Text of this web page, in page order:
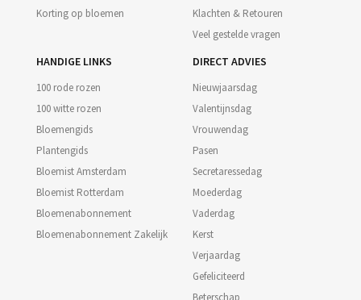
Korting op bloemen
Klachten & Retouren
Veel gestelde vragen
HANDIGE LINKS
100 rode rozen
100 witte rozen
Bloemengids
Plantengids
Bloemist Amsterdam
Bloemist Rotterdam
Bloemenabonnement
Bloemenabonnement Zakelijk
DIRECT ADVIES
Nieuwjaarsdag
Valentijnsdag
Vrouwendag
Pasen
Secretaressedag
Moederdag
Vaderdag
Kerst
Verjaardag
Gefeliciteerd
Beterschap